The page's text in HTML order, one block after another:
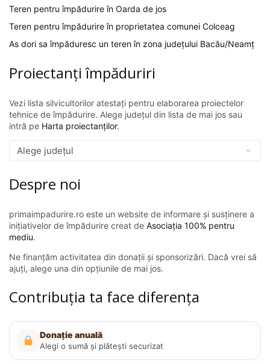
Teren pentru împădurire în Oarda de jos
Teren pentru împădurire în proprietatea comunei Colceag
As dori sa împăduresc un teren în zona județului Bacău/Neamț
Proiectanți împăduriri
Vezi lista silvicultorilor atestați pentru elaborarea proiectelor
tehnice de împădurire. Alege județul din lista de mai jos sau
intră pe Harta proiectanților.
Despre noi
primaimpadurire.ro este un website de informare și susținere a
inițiativelor de împădurire creat de Asociația 100% pentru
mediu.
Ne finanțăm activitatea din donații și sponsorizări. Dacă vrei să
ajuți, alege una din opțiunile de mai jos.
Contribuția ta face diferența
Donație anuală
Alegi o sumă și plătești securizat